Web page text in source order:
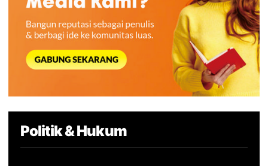
Politik & Hukum